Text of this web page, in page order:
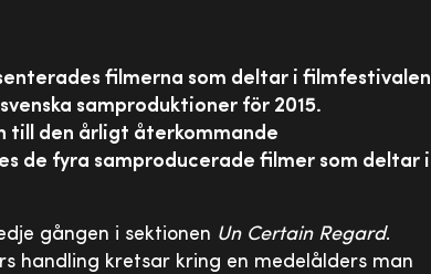
filmerna som deltar i filmfestivalen
samproduktioner för 2015.
till den årligt återkommande
de fyra samproducerade filmer som deltar i
gången i sektionen Un Certain Regard.
handling kretsar kring en medelålders man